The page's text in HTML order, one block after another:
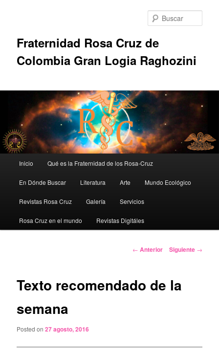
Fraternidad Rosa Cruz de
Colombia Gran Logia Raghozini
principal
Inicio Qué es la Fraternidad de los Rosa-Cruz
En Dónde Buscar Literatura Arte Mundo Ecológico
Revistas Rosa Cruz Galería Servicios
Rosa Cruz en el mundo Revistas Digitáles
Navegación
← Anterior Siguiente →
Texto recomendado de la
semana
Posted on27 agosto, 2016